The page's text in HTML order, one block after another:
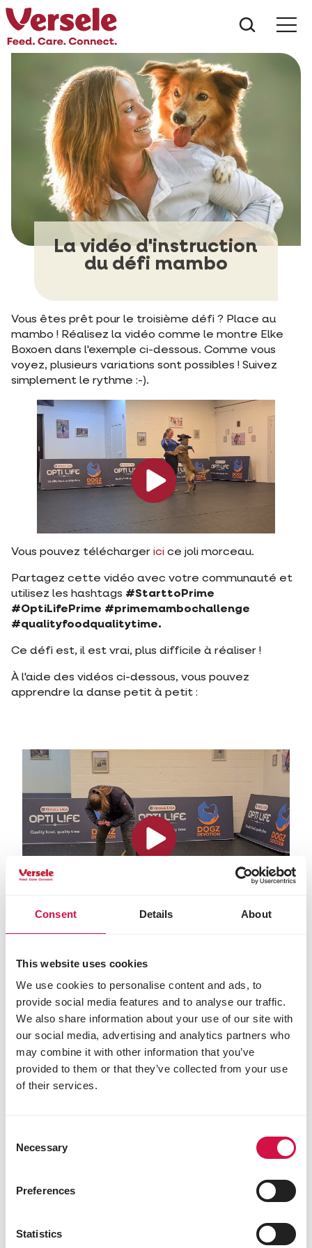
Consent Details About
This website uses cookies
We use cookies to personalise content and ads, to
provide social media features and to analyse our traffic.
We also share information about your use of our site with
our social media, advertising and analytics partners who
may combine it with other information that you’ve
provided to them or that they’ve collected from your use
of their services.
Selection
Necessary
Preferences
Statistics
La vidéo d'instruction
du défi mambo
Vous êtes prêt pour le troisième défi ? Place au
mambo ! Réalisez la vidéo comme le montre Elke
Boxoen dans l'exemple ci-dessous. Comme vous
voyez, plusieurs variations sont possibles ! Suivez
simplement le rythme :-).
Vous pouvez télécharger ici ce joli morceau.
Partagez cette vidéo avec votre communauté et
utilisez les hashtags #StarttoPrime
#OptiLifePrime #primemambochallenge
#qualityfoodqualitytime.
Ce défi est, il est vrai, plus difficile à réaliser !
À l'aide des vidéos ci-dessous, vous pouvez
apprendre la danse petit à petit :